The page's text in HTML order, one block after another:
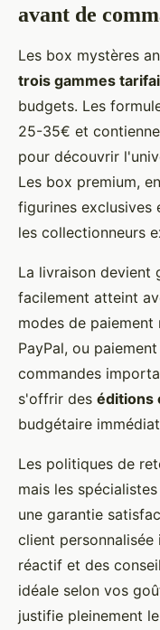
avant de
Les box mystères
trois gammes
budgets. Les
25-35€ et
pour découvrir
Les box premium,
figurines exclusives
les collectionneurs
La livraison devient
facilement atteint
modes de
PayPal, ou
commandes
s'offrir des éditions
budgétaire
Les politiques de
mais les
une garantie
client
réactif et des
idéale selon vos
justifie pleinement